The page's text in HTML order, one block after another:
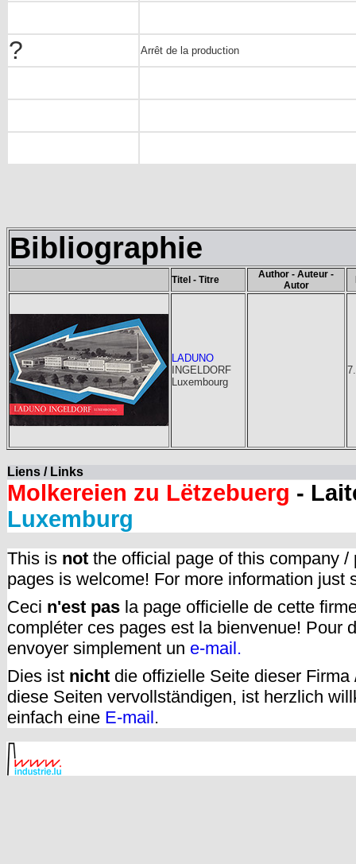
? Arrêt de la production
Bibliographie
Titel - Titre
Author - Auteur -
Autor
LADUNO
INGELDORF
Luxembourg
Liens / Links
Molkereien zu Lëtzebuerg -
Luxemburg
This is not the official page of this company
pages is welcome! For more information just
Ceci n'est pas la page officielle de cette
compléter ces pages est la bienvenue! Pour
envoyer simplement un e-mail.
Dies ist nicht die offizielle Seite dieser
diese Seiten vervollständigen, ist herzlich
einfach eine E-mail.